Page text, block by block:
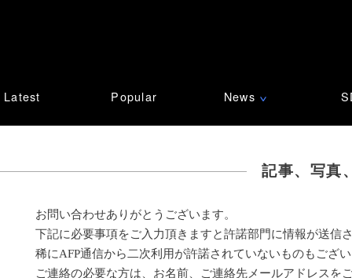
Latest Popular News ∨
記事、写真
お問い合わせありがとうございます。
下記に必要事項をご入力頂きますと許諾部門に情報が送信
稀にAFP通信から二次利用が許諾されていないものもござ
ご連絡の必要な方は、お名前、ご連絡先メールアドレスを